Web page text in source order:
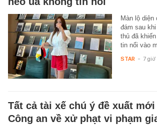
Màn lộ
đám sau
thủ đã
tin nổi vào
STAR - 7
Tất cả tài xế chú ý đề xuất
Công an về xử phạt vi phạm